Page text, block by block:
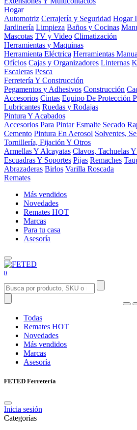
Hogar
Automotriz Cerrajería y Seguridad Hogar
Jardinería Limpieza Baños y Cocinas
Mascotas TV y Video Climatización
Herramientas y Maquinas
Herramienta Eléctrica Herramientas
Ofícios Cajas y Organizadores Linternas
Escaleras Pesca
Ferretería Y Construcción
Pegamentos y Adhesivos Construcción
Accesorios Cintas Equipo De Protección
Lubricantes Ruedas y Rodajas
Pintura Y Acabados
Accesorios Para Pintar Esmalte Secado
Cemento Pintura En Aerosol Solventes,
Tornillería, Fijación Y Otros
Armellas Y Alcayatas Clavos, Tachuelas
Escuadras Y Soportes Pijas Remaches
Abrazaderas Birlos Varilla Roscada
Remates
Más vendidos
Novedades
Remates HOT
Marcas
Para tu casa
Asesoría
0
Todas
Remates HOT
Novedades
Más vendidos
Marcas
Asesoría
FETED Ferretería
Inicia sesión
Categorías